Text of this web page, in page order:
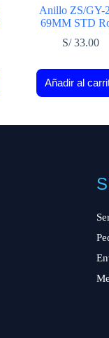
Anillo ZS/GY-
69MM STD
S/33.00
Añadir al